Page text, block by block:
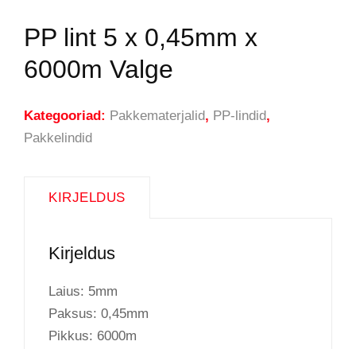
PP lint 5 x 0,45mm x
6000m Valge
Kategooriad: Pakkematerjalid, PP-lindid,
Pakkelindid
KIRJELDUS
Kirjeldus
Laius: 5mm
Paksus: 0,45mm
Pikkus: 6000m